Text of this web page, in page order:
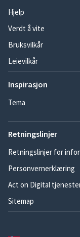
Hjelp
Verdt å vite
Bruksvilkår
Leievilkår
Inspirasjon
Tema
Retningslinjer
Retningslinjer for
Personvernerklæring
Act on Digital
Sitemap